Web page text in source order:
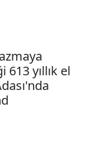
613 yıllık el